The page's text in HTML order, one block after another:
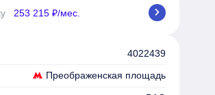
253 215 ₽/мес. chevron_right
4022439
Преображенская площадь